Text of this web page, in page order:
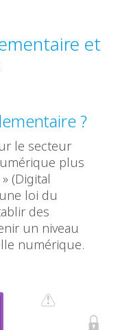
et
?
le secteur
plus
(Digital
loi du
des
un niveau
numérique.